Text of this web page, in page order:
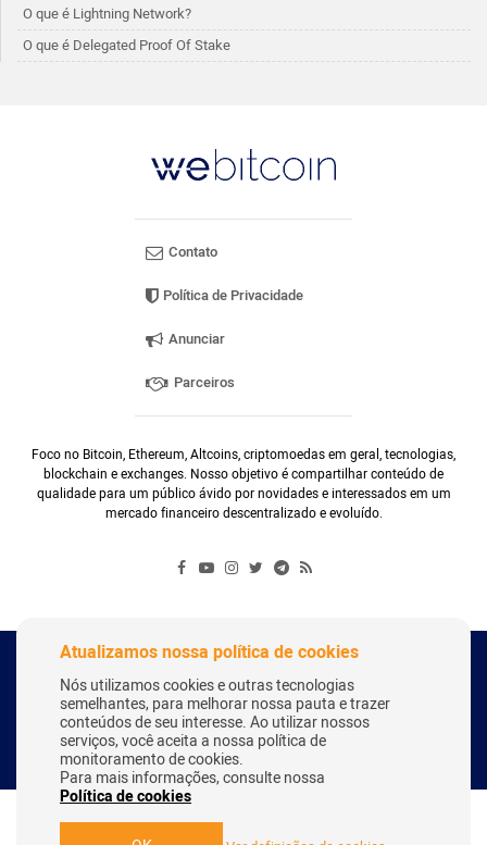
O que é Lightning Network?
O que é Delegated Proof Of Stake
Contato
Política de Privacidade
Anunciar
Parceiros
Foco no Bitcoin, Ethereum, Altcoins, criptomoedas em geral, tecnologias,
blockchain e exchanges. Nosso objetivo é compartilhar conteúdo de
qualidade para um público ávido por novidades e interessados em um
mercado financeiro descentralizado e evoluído.
Copyright Webitcoin 2018 - Todos os Direitos Reservados
Desenvolvido por: Herick Correa
Atualizamos nossa política de cookies
Nós utilizamos cookies e outras tecnologias
semelhantes, para melhorar nossa pauta e trazer
conteúdos de seu interesse. Ao utilizar nossos
serviços, você aceita a nossa política de
monitoramento de cookies.
Para mais informações, consulte nossa
Política de cookies